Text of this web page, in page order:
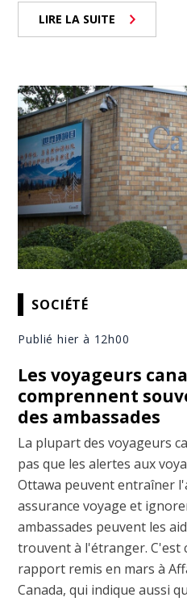
LIRE LA SUITE
SOCIÉTÉ
Publié hier à 12h00
Les voyageurs
comprennent
des ambassades
La plupart des voyageurs
pas que les alertes aux
Ottawa peuvent entraîner
assurance voyage et
ambassades peuvent les
trouvent à l'étranger. C'est
rapport remis en mars à
Canada, qui indique aussi